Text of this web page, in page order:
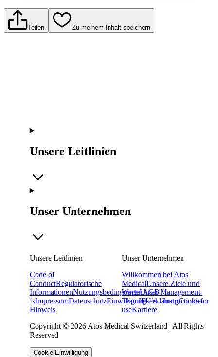
Teilen Zu meinem Inhalt speichern
Unsere Leitlinien
Unser Unternehmen
Unsere Leitlinien
Code of
ConductRegulatorische
InformationenNutzungsbedingungenAGB
´sImpressumDatenschutzEinwilligungserklärungCookie-
Hinweis
Unser Unternehmen
Willkommen bei Atos
MedicalUnsere Ziele und
WerteUnser Management-
TeamIFU´s - Instructions for
useKarriere
Copyright © 2026 Atos Medical Switzerland | All Rights
Reserved
Cookie-Einwilligung